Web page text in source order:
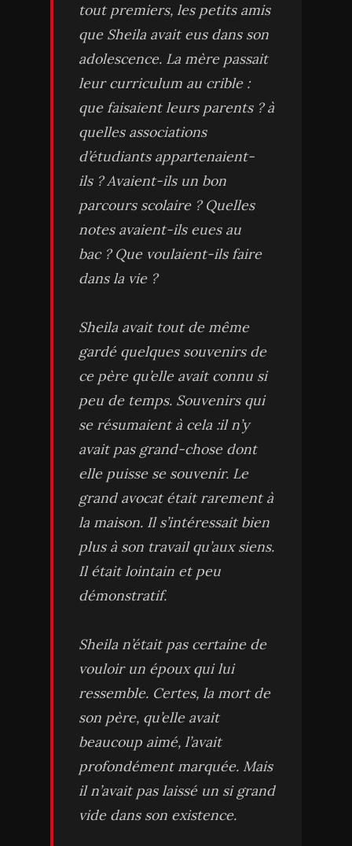
tout premiers, les petits amis
que Sheila avait eus dans son
adolescence. La mère passait
leur curriculum au crible :
que faisaient leurs parents ? à
quelles associations
d’étudiants appartenaient-
ils ? Avaient-ils un bon
parcours scolaire ? Quelles
notes avaient-ils eues au
bac ? Que voulaient-ils faire
dans la vie ?
Sheila avait tout de même
gardé quelques souvenirs de
ce père qu’elle avait connu si
peu de temps. Souvenirs qui
se résumaient à cela :il n’y
avait pas grand-chose dont
elle puisse se souvenir. Le
grand avocat était rarement à
la maison. Il s’intéressait bien
plus à son travail qu’aux siens.
Il était lointain et peu
démonstratif.
Sheila n’était pas certaine de
vouloir un époux qui lui
ressemble. Certes, la mort de
son père, qu’elle avait
beaucoup aimé, l’avait
profondément marquée. Mais
il n’avait pas laissé un si grand
vide dans son existence.